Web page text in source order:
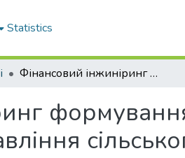
Statistics
Фінансовий інжиніринг формування ресурсів як складової антикризового управління сільськогосподарських підприємств